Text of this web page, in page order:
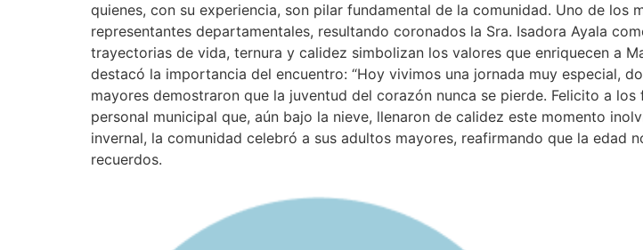
quienes, con su experiencia, son pilar fundamental de la comunidad. Uno de los
representantes departamentales, resultando coronados la Sra. Isadora Ayala
trayectorias de vida, ternura y calidez simbolizan los valores que enriquecen a
destacó la importancia del encuentro: “Hoy vivimos una jornada muy especial,
mayores demostraron que la juventud del corazón nunca se pierde. Felicito a
personal municipal que, aún bajo la nieve, llenaron de calidez este momento
invernal, la comunidad celebró a sus adultos mayores, reafirmando que la
recuerdos.